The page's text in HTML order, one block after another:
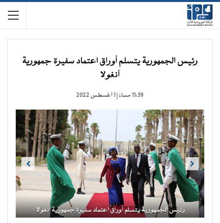
رئيس الجمهورية يتسلم أوراق اعتماد سفيرة جمهورية
آنغولا
11:59 مساءً | 1 أغسطس 2022
رئيس الجمهورية يتسلم أوراق اعتماد سفيرة جمهورية آنغولا
Next